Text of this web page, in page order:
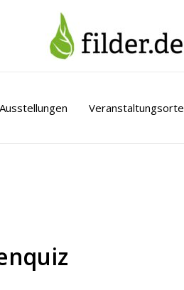
Ausstellungen Veranstaltungsorte